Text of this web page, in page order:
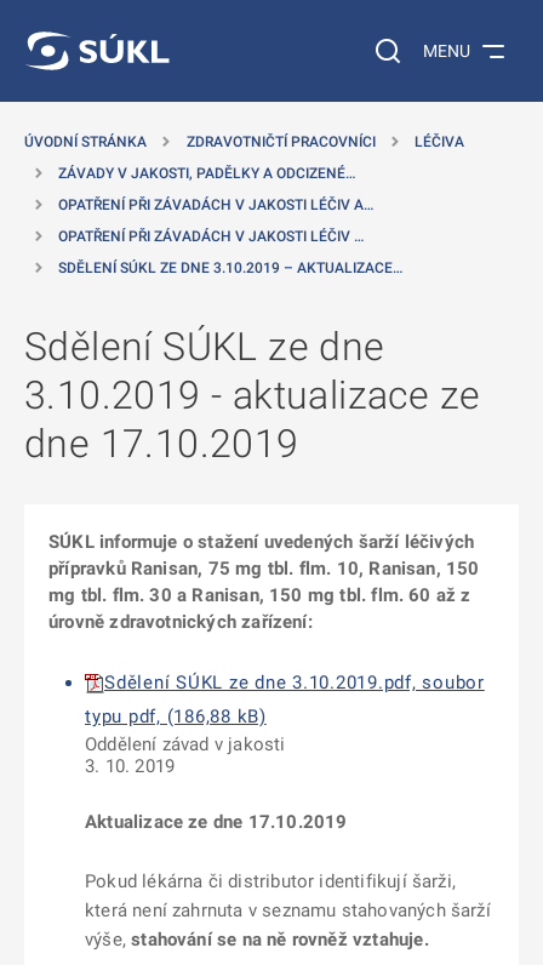
Vyhledávání na
MENU
ÚVODNÍ STRÁNKA ZDRAVOTNIČTÍ PRACOVNÍCI
LÉČIVA
ZÁVADY V JAKOSTI, PADĚLKY A ODCIZENÉ…
OPATŘENÍ PŘI ZÁVADÁCH V JAKOSTI LÉČIV A…
OPATŘENÍ PŘI ZÁVADÁCH V JAKOSTI LÉČIV …
SDĚLENÍ SÚKL ZE DNE 3.10.2019 – AKTUALIZACE…
Sdělení SÚKL ze dne
3.10.2019 - aktualizace ze
dne 17.10.2019
SÚKL informuje o stažení uvedených šarží léčivých
přípravků Ranisan, 75 mg tbl. flm. 10, Ranisan, 150
mg tbl. flm. 30 a Ranisan, 150 mg tbl. flm. 60 až z
úrovně zdravotnických zařízení:
Sdělení SÚKL ze dne 3.10.2019.pdf, soubor
typu pdf, (186,88 kB)
Oddělení závad v jakosti
3. 10. 2019
Aktualizace ze dne 17.10.2019
Pokud lékárna či distributor identifikují šarži,
která není zahrnuta v seznamu stahovaných šarží
výše,stahování se na ně rovněž vztahuje.